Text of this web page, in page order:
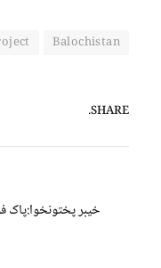
Balochistan
SHARE.
خیبر پختونخوا:پاک